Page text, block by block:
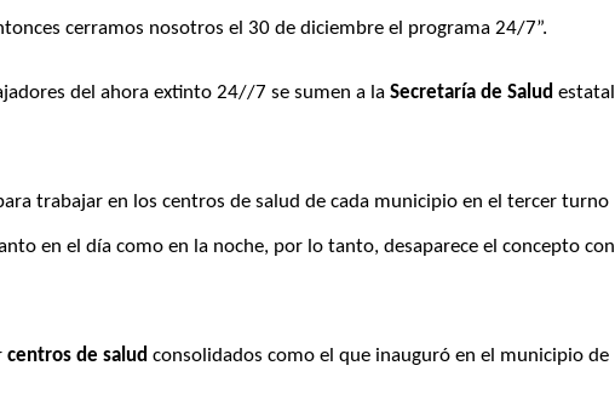
cerramos nosotros el 30 de diciembre el programa 24/7”.
del ahora extinto 24//7 se sumen a la Secretaría de Salud estatal
trabajar en los centros de salud de cada municipio en el tercer turno
en el día como en la noche, por lo tanto, desaparece el concepto con
centros de salud